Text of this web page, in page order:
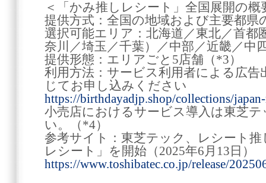
＜「かみ推しレシート」全国展開の概
提供方式：全国の地域および主要都県
選択可能エリア：北海道／東北／首都
奈川／埼玉／千葉）／中部／近畿／中
提供形態：エリアごと5店舗（*3）
利用方法：サービス利用者による広告
じてお申し込みください
https://birthdayadjp.shop/collections/
小売店におけるサービス導入は東芝
い。（*4）
参考サイト：東芝テック、レシート
レシート」を開始（2025年6月13日）
https://www.toshibatec.co.jp/release/